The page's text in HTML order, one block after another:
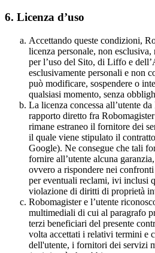
6. Licenza d’uso
Accettando queste condizioni,
licenza personale, non
per l’uso del Sito, di Liffo e
esclusivamente personali e non
può modificare, sospendere o
qualsiasi momento, senza
La licenza concessa all’utente
rapporto diretto fra
rimane estraneo il fornitore dei
il quale viene stipulato il
Google). Ne consegue che tali
fornire all’utente alcuna
ovvero a rispondere nei
per eventuali reclami, ivi inclusi
violazione di diritti di proprietà
Robomagister e l’utente
multimediali di cui al paragrafo
terzi beneficiari del presente
volta accettati i relativi termini e
dell'utente, i fornitori dei servizi